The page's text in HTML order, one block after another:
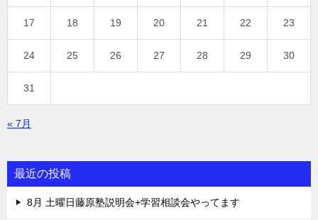
17 18 19 20 21 22 23
24 25 26 27 28 29 30
31
« 7月
最近の投稿
8月 土曜日藤原塾説明会+学習相談会やってます